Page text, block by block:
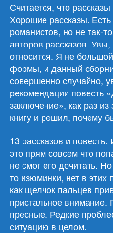
Считается, что
Хорошие рассказы.
романистов, но не так-
авторов рассказов.
относится. Я не
формы, и данный
совершенно случайно,
рекомендации повесть
заключение», как раз из
книгу и решил, почему
13 рассказов и повесть.
это прям совсем что
не смог его дочитать.
то изюминки, нет в этих
как щелчок пальцев
пристальное внимание.
пресные. Редкие
ситуацию в целом.